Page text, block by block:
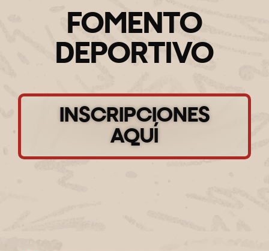
FOMENTO
DEPORTIVO​
INSCRIPCIONES
AQUÍ